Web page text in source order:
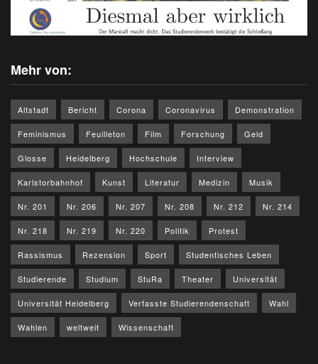
Mehr von:
Altstadt Bericht Corona Coronavirus Demonstration
Feminismus Feuilleton Film Forschung Geld
Glosse Heidelberg Hochschule Interview
Karlstorbahnhof Kunst Literatur Medizin Musik
Nr. 201 Nr. 206 Nr. 207 Nr. 208 Nr. 212 Nr. 214
Nr. 218 Nr. 219 Nr. 220 Politik Protest
Rassismus Rezension Sport Studentisches Leben
Studierende Studium StuRa Theater Universität
Universität Heidelberg Verfasste Studierendenschaft Wahl
Wahlen weltweit Wissenschaft